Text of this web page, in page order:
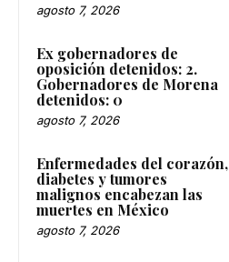
agosto 7, 2026
Ex gobernadores de
oposición detenidos: 2.
Gobernadores de Morena
detenidos: 0
agosto 7, 2026
Enfermedades del corazón,
diabetes y tumores
malignos encabezan las
muertes en México
agosto 7, 2026